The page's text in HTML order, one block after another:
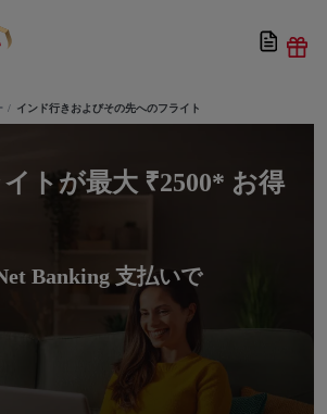
インド行きおよびその先へのフライト
トが最大 ₹2500* お得
Banking 支払いで